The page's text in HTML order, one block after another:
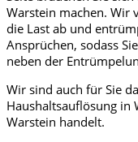
Warstein machen. Wir
die Last ab und
Ansprüchen, sodass
neben der
Wir sind auch für Sie
Haushaltsauflösung in
Warstein handelt.